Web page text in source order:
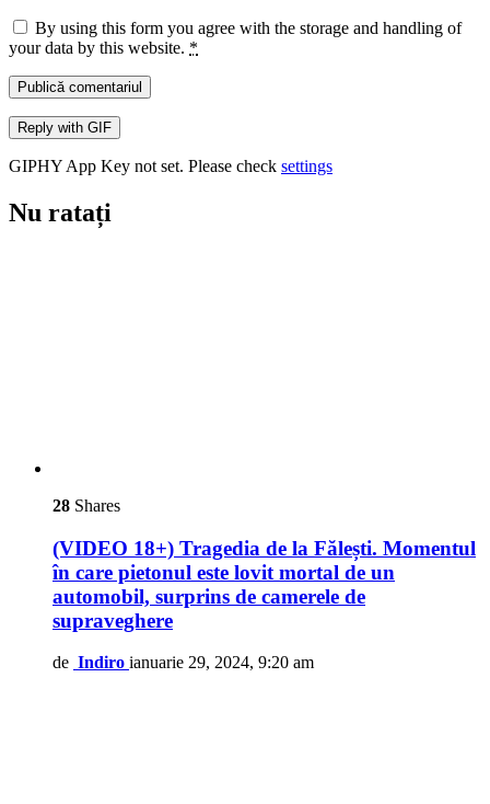
By using this form you agree with the storage and handling of
your data by this website. *
Publică comentariul
Reply with GIF
GIPHY App Key not set. Please check settings
Nu ratați
28 Shares
(VIDEO 18+) Tragedia de la Fălești. Momentul
în care pietonul este lovit mortal de un
automobil, surprins de camerele de
supraveghere
de Indiro ianuarie 29, 2024, 9:20 am